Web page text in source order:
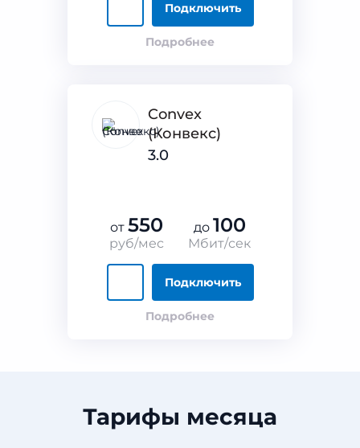
Подключить
Подробнее
Convex
(Конвекс)
3.0
от 550
руб/мес
до 100
Мбит/сек
Подключить
Подробнее
Тарифы месяца